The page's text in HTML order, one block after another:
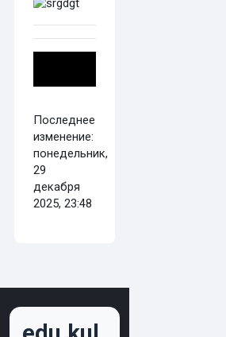
Последнее
изменение:
понедельник,
29
декабря
2025, 23:48